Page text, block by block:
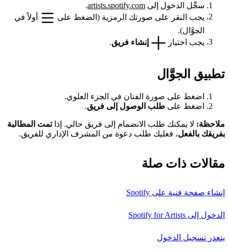
سجِّل الدخول إلى artists.spotify.com
.
يجب النقر على صورتك الرمزية (الضغط على
أولاً في
الجوَّال).
يجب اختيار
إنشاء فريق
تطبيق الجوَّال
اضغط على صورة الفنان في الجزء العلوي.
اضغط على طلب الوصول إلى فريق.
ملاحظة: لا يمكنك طلب الانضمام إلى فريق حالي. إذاتمت المطالبة
بفريقك بالفعل، فعليك طلب دعوة من المشرف الإداري للفريق.
مقالات ذات صلة
إنشاء صفحة فنية على Spotify
الدخول إلى Spotify for Artists
يتعذر تسجيل الدخول